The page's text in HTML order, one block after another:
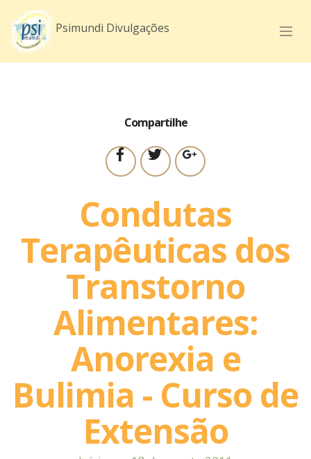
mobirise.com
Psimundi Divulgações
Psimundi.com.br
Compartilhe
Condutas
Terapêuticas dos
Transtorno
Alimentares:
Anorexia e
Bulimia - Curso de
Extensão